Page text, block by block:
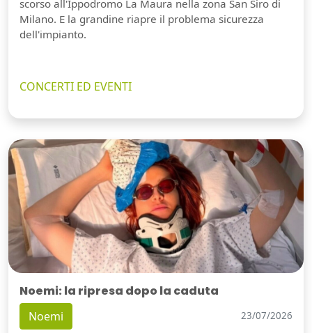
scorso all'Ippodromo La Maura nella zona San Siro di
Milano. E la grandine riapre il problema sicurezza
dell'impianto.
CONCERTI ED EVENTI
Noemi: la ripresa dopo la caduta
Noemi 23/07/2026